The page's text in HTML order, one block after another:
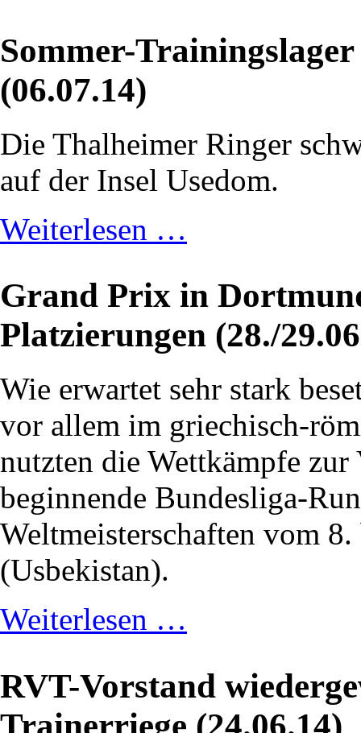
Sommer-
(06.07.14)
Die Thalheimer Ringer
auf der Insel Usedom.
Weiterlesen …
Grand Prix in
Platzierungen (28./
Wie erwartet sehr stark
vor allem im griechisch-
nutzten die Wettkämpfe
beginnende Bundesliga-
Weltmeisterschaften vom
(Usbekistan).
Weiterlesen …
RVT-Vorstand